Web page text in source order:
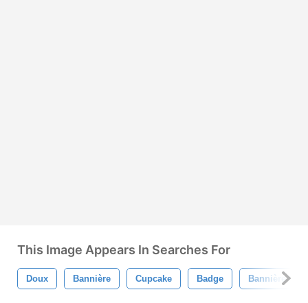
This Image Appears In Searches For
Doux Bannière Cupcake Badge Bannière